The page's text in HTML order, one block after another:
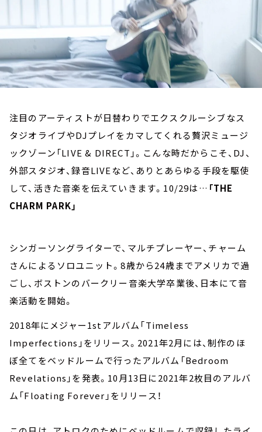
注目のアーティストが日替わりでエクスクルーシブなス
タジオライブやDJプレイをカマしてくれる贅沢ミュージ
ックゾーン「LIVE & DIRECT」。こんな時だからこそ、DJ、
外部スタジオ、録音LIVEなど、ありとあらゆる手段を駆使
して、活きた音楽を伝えていきます。10/29は… 「THE
CHARM PARK」
シンガーソングライターで、マルチプレーヤー、チャーム
さんによるソロユニット。8歳から24歳までアメリカで過
ごし、ボストンのバークリー音楽大学卒業後、日本にて音
楽活動を開始。
2018年にメジャー1stアルバム「Timeless
Imperfections」をリリース。2021年2月には、制作のほ
ぼ全てをベッドルームで行ったアルバム「Bedroom
Revelations」を発表。10月13日に2021年2枚目のアルバ
ム「Floating Forever」をリリース！